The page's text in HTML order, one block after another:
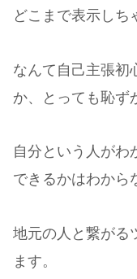
どこまで表示しち
なんて自己主張初
か、とっても恥ず
自分という人がわ
できるかはわから
地元の人と繋がる
ます。